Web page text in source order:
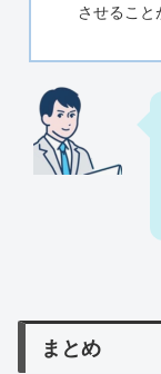
させること
まとめ